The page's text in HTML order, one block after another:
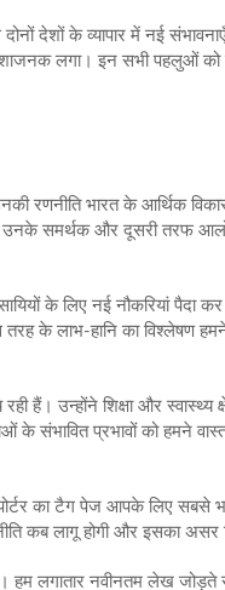
देशों के व्यापार में नई
आशाजनक लगा। इन सभी पहलुओं
रणनीति भारत के आर्थिक
उनके समर्थक और दूसरी तरफ
के लिए नई नौकरियां पैदा
तरह के लाभ‑हानि का विश्लेषण
हैं। उन्होंने शिक्षा और स्वास्थ्य
के संभावित प्रभावों को हमने
का टैग पेज आपके लिए सबसे
कब लागू होगी और इसका असर
लगातार नवीनतम लेख जोड़ते